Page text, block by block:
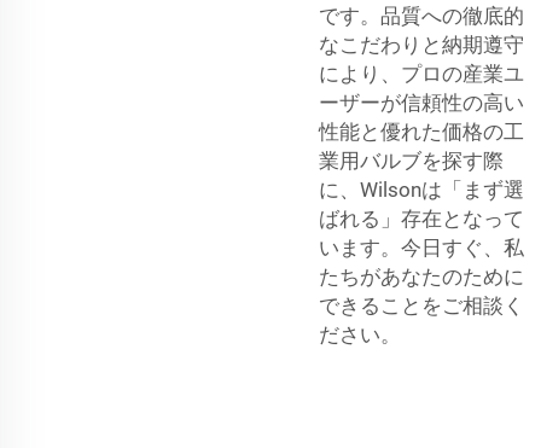
です。品質への徹底的
なこだわりと納期遵守
により、プロの産業ユ
ーザーが信頼性の高い
性能と優れた価格の工
業用バルブを探す際
に、Wilsonは「まず選
ばれる」存在となって
います。今日すぐ、私
たちがあなたのために
できることをご相談く
ださい。